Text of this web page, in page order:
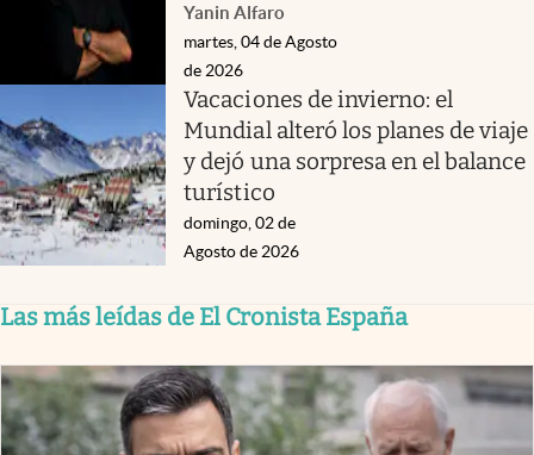
Yanin Alfaro
martes, 04 de Agosto
de 2026
Vacaciones de invierno: el
Mundial alteró los planes de viaje
y dejó una sorpresa en el balance
turístico
domingo, 02 de
Agosto de 2026
Las más leídas de El Cronista España